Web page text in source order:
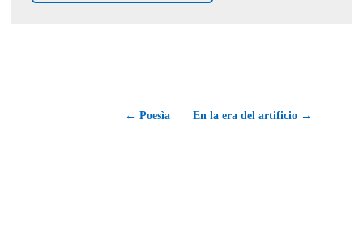
← Poesìa En la era del artificio →